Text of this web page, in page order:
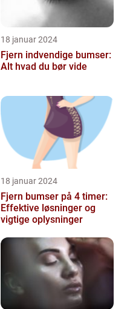
18 januar 2024
Fjern indvendige bumser:
Alt hvad du bør vide
18 januar 2024
Fjern bumser på 4 timer:
Effektive løsninger og
vigtige oplysninger